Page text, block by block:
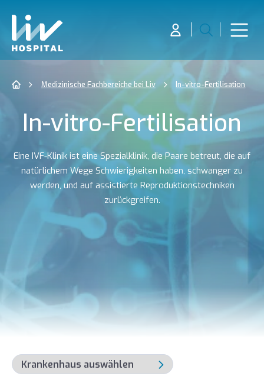
Medizinische Fachbereiche bei Liv In-vitro-Fertilisation
In-vitro-Fertilisation
Eine IVF-Klinik ist eine Spezialklinik, die Paare betreut, die auf
natürlichem Wege Schwierigkeiten haben, schwanger zu
werden, und auf assistierte Reproduktionstechniken
zurückgreifen.